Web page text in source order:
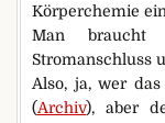
Körperchemie
Man
Stromanschluss
Also, ja, wer
(Archiv), aber